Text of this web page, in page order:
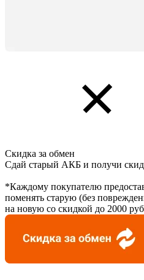
Скидка за обмен
Сдай старый АКБ и получи
*Каждому покупателю
поменять старую (без
на новую со скидкой до 2000